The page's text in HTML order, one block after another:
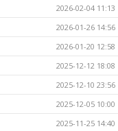
2026-02-04 11:13
2026-01-26 14:56
2026-01-20 12:58
2025-12-12 18:08
2025-12-10 23:56
2025-12-05 10:00
2025-11-25 14:40